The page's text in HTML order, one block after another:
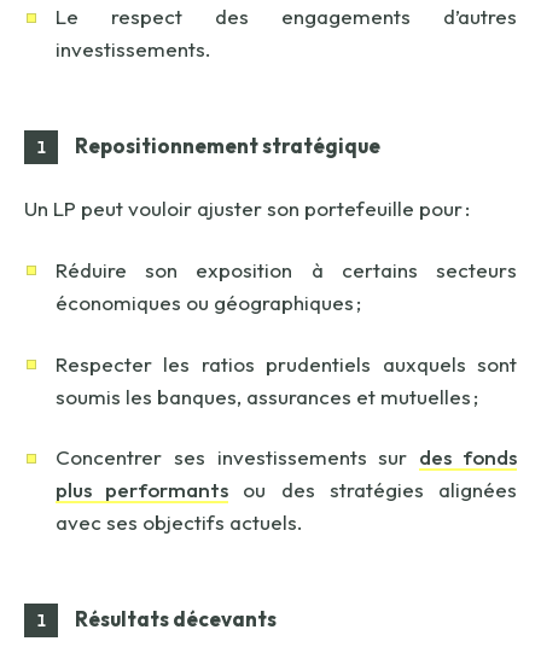
Le respect des engagements d’autres
investissements.
Repositionnement stratégique
Un LP peut vouloir ajuster son portefeuille pour :
Réduire son exposition à certains secteurs
économiques ou géographiques ;
Respecter les ratios prudentiels auxquels sont
soumis les banques, assurances et mutuelles ;
Concentrer ses investissements sur des fonds
plus performants ou des stratégies alignées
avec ses objectifs actuels.
Résultats décevants